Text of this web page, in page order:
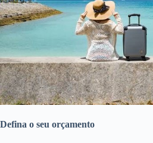
Defina o seu orçamento